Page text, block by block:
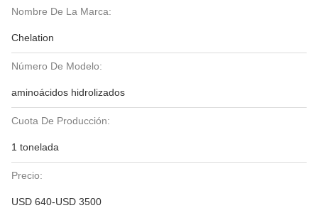
Nombre De La Marca:
Chelation
Número De Modelo:
aminoácidos hidrolizados
Cuota De Producción:
1 tonelada
Precio:
USD 640-USD 3500